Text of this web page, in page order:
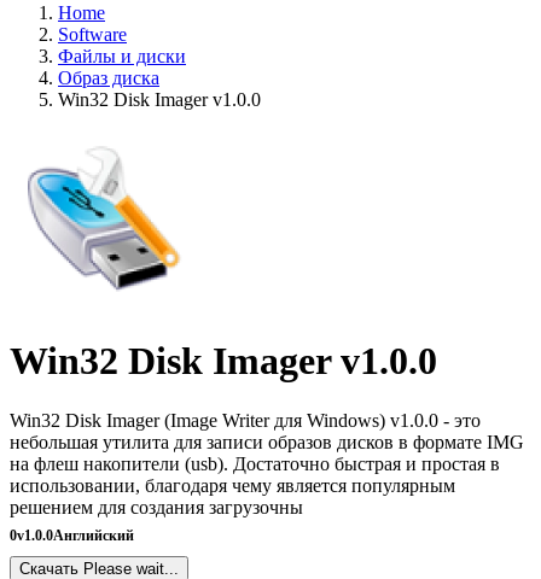
Home
Software
Файлы и диски
Образ диска
Win32 Disk Imager v1.0.0
Win32 Disk Imager v1.0.0
Win32 Disk Imager (Image Writer для Windows) v1.0.0 - это
небольшая утилита для записи образов дисков в формате IMG
на флеш накопители (usb). Достаточно быстрая и простая в
использовании, благодаря чему является популярным
решением для создания загрузочны
0v1.0.0Английский
Скачать Please wait...